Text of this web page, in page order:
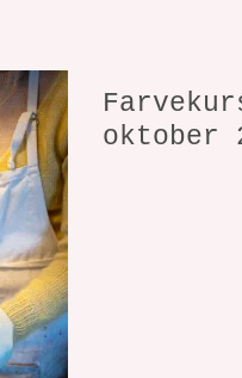
oktober